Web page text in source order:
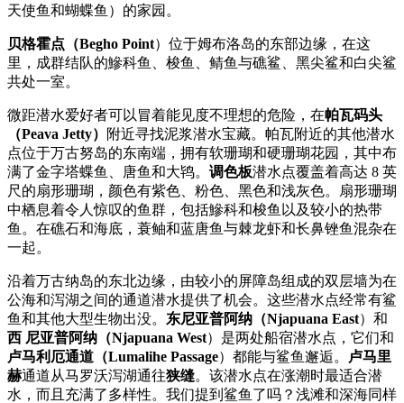
天使鱼和蝴蝶鱼）的家园。
贝格霍点（Begho Point）位于姆布洛岛的东部边缘，在这
里，成群结队的鰺科鱼、梭鱼、鲭鱼与礁鲨、黑尖鲨和白尖鲨
共处一室。
微距潜水爱好者可以冒着能见度不理想的危险，在帕瓦码头
（Peava Jetty）
附近寻找泥浆潜水宝藏。帕瓦附近的其他潜水
点位于万古努岛的东南端，拥有软珊瑚和硬珊瑚花园，其中布
满了金字塔蝶鱼、唐鱼和大鸨。 调色板潜水点覆盖着高达 8 英
尺的扇形珊瑚，颜色有紫色、粉色、黑色和浅灰色。扇形珊瑚
中栖息着令人惊叹的鱼群，包括鰺科和梭鱼以及较小的热带
鱼。在礁石和海底，蓑鲉和蓝唐鱼与棘龙虾和长鼻锉鱼混杂在
一起。
沿着万古纳岛的东北边缘，由较小的屏障岛组成的双层墙为在
公海和泻湖之间的通道潜水提供了机会。这些潜水点经常有鲨
鱼和其他大型生物出没。 东尼亚普阿纳（Njapuana East）和
西 尼亚普阿纳（Njapuana West）是两处船宿潜水点，它们和
卢马利厄通道（Lumalihe Passage）都能与鲨鱼邂逅。
卢马里
赫通道从马罗沃泻湖通往狭缝。该潜水点在涨潮时最适合潜
水，而且充满了多样性。我们提到鲨鱼了吗？浅滩和深海同样